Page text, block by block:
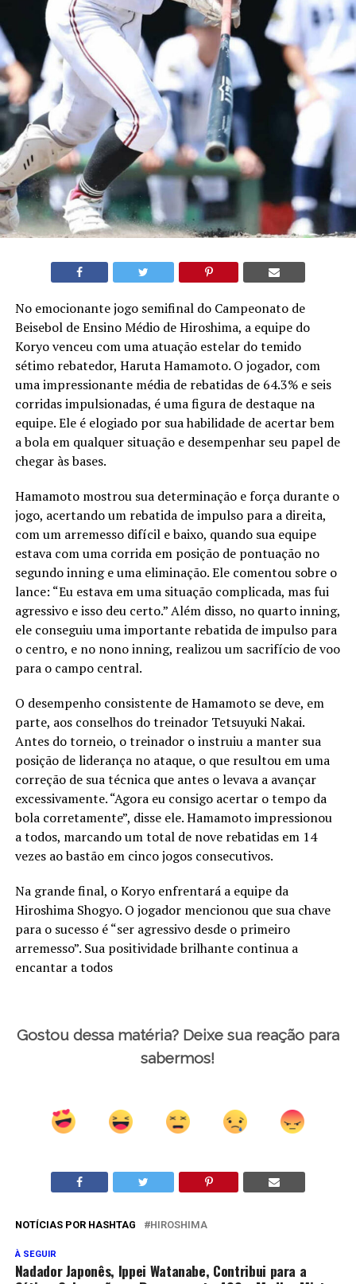
No emocionante jogo semifinal do Campeonato de
Beisebol de Ensino Médio de Hiroshima, a equipe do
Koryo venceu com uma atuação estelar do temido
sétimo rebatedor, Haruta Hamamoto. O jogador, com
uma impressionante média de rebatidas de 64.3% e seis
corridas impulsionadas, é uma figura de destaque na
equipe. Ele é elogiado por sua habilidade de acertar bem
a bola em qualquer situação e desempenhar seu papel de
chegar às bases.
Hamamoto mostrou sua determinação e força durante o
jogo, acertando um rebatida de impulso para a direita,
com um arremesso difícil e baixo, quando sua equipe
estava com uma corrida em posição de pontuação no
segundo inning e uma eliminação. Ele comentou sobre o
lance: “Eu estava em uma situação complicada, mas fui
agressivo e isso deu certo.” Além disso, no quarto inning,
ele conseguiu uma importante rebatida de impulso para
o centro, e no nono inning, realizou um sacrifício de voo
para o campo central.
O desempenho consistente de Hamamoto se deve, em
parte, aos conselhos do treinador Tetsuyuki Nakai.
Antes do torneio, o treinador o instruiu a manter sua
posição de liderança no ataque, o que resultou em uma
correção de sua técnica que antes o levava a avançar
excessivamente. “Agora eu consigo acertar o tempo da
bola corretamente”, disse ele. Hamamoto impressionou
a todos, marcando um total de nove rebatidas em 14
vezes ao bastão em cinco jogos consecutivos.
Na grande final, o Koryo enfrentará a equipe da
Hiroshima Shogyo. O jogador mencionou que sua chave
para o sucesso é “ser agressivo desde o primeiro
arremesso”. Sua positividade brilhante continua a
encantar a todos
Gostou dessa matéria? Deixe sua reação para
sabermos!
NOTÍCIAS POR HASHTAG HIROSHIMA
À SEGUIR
Nadador Japonês, Ippei Watanabe, Contribui para a